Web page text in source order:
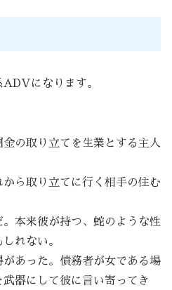
になります。
金の取り立てを生業とする主人
ら取り立てに行く相手の住む
本来彼が持つ、蛇のような性
れない。
あった。債務者が女である場
器にして彼に言い寄ってき